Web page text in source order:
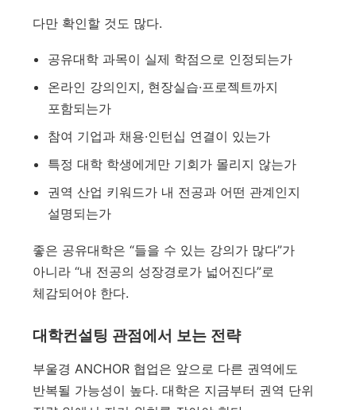
다만 확인할 것도 많다.
공유대학 과목이 실제 학점으로 인정되는가
온라인 강의인지, 현장실습·프로젝트까지
포함되는가
참여 기업과 채용·인턴십 연결이 있는가
특정 대학 학생에게만 기회가 몰리지 않는가
권역 산업 키워드가 내 전공과 어떤 관계인지
설명되는가
좋은 공유대학은 “들을 수 있는 강의가 많다”가
아니라 “내 전공의 성장경로가 넓어진다”로
체감되어야 한다.
대학컨설팅 관점에서 보는 전략
부울경 ANCHOR 협업은 앞으로 다른 권역에도
반복될 가능성이 높다. 대학은 지금부터 권역 단위